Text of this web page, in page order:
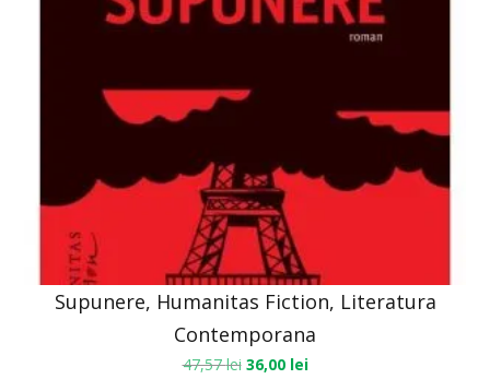
Supunere, Humanitas Fiction, Literatura
Contemporana
47,57lei 36,00 lei